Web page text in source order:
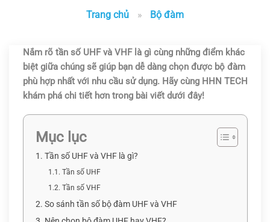
Trang chủ » Bộ đàm
Nắm rõ tần số UHF và VHF là gì cùng những điểm khác
biệt giữa chúng sẽ giúp bạn dễ dàng chọn được bộ đàm
phù hợp nhất với nhu cầu sử dụng. Hãy cùng HHN TECH
khám phá chi tiết hơn trong bài viết dưới đây!
Mục lục
1. Tần số UHF và VHF là gì?
1.1. Tần số UHF
1.2. Tần số VHF
2. So sánh tần số bộ đàm UHF và VHF